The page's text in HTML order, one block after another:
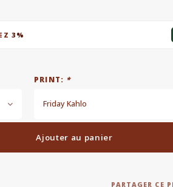
3%
PRINT: *
Friday Kahlo
Ajouter au panier
PARTAGER CE